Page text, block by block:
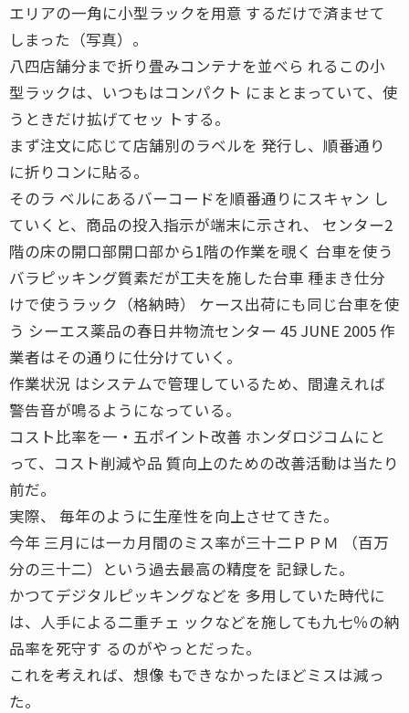
エリアの一角に小型ラックを用意 するだけで済ませて
しまった（写真）。
八四店舗分まで折り畳みコンテナを並べら れるこの小
型ラックは、いつもはコンパクト にまとまっていて、使
うときだけ拡げてセッ トする。
まず注文に応じて店舗別のラベルを 発行し、順番通り
に折りコンに貼る。
そのラ ベルにあるバーコードを順番通りにスキャン し
ていくと、商品の投入指示が端末に示され、 センター2
階の床の開口部開口部から1階の作業を覗く 台車を使う
バラピッキング質素だが工夫を施した台車 種まき仕分
けで使うラック（格納時） ケース出荷にも同じ台車を使
う シーエス薬品の春日井物流センター 45 JUNE 2005 作
業者はその通りに仕分けていく。
作業状況 はシステムで管理しているため、間違えれば
警告音が鳴るようになっている。
コスト比率を一・五ポイント改善 ホンダロジコムにと
って、コスト削減や品 質向上のための改善活動は当たり
前だ。
実際、 毎年のように生産性を向上させてきた。
今年 三月には一カ月間のミス率が三十二ＰＰＭ （百万
分の三十二）という過去最高の精度を 記録した。
かつてデジタルピッキングなどを 多用していた時代に
は、人手による二重チェ ックなどを施しても九七％の納
品率を死守す るのがやっとだった。
これを考えれば、想像 もできなかったほどミスは減っ
た。